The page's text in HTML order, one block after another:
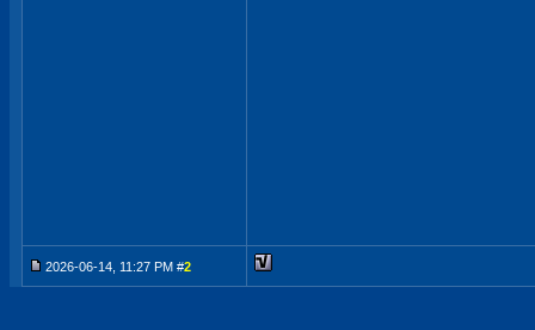
2026-06-14, 11:27 PM #2